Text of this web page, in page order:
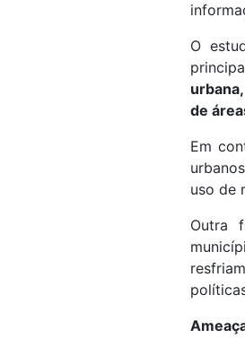
O
de
Em
uso de
Outra